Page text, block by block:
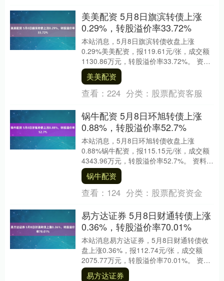
美美配资 5月8日旗滨转债上涨
0.29%，转股溢价率33.72%
本站消息，5月8日旗滨转债收盘上涨
0.29%美美配资，报119.61元/张，成交额
1130.86万元，转股溢价率33.72%。 资料
显示，旗滨转债信用级别为“A....
美美配资
查看： 224 分类： 股票配资客服
锅牛配资 5月8日环旭转债上涨
0.88%，转股溢价率52.7%
本站消息，5月8日环旭转债收盘上涨
0.88%锅牛配资，报115.15元/张，成交额
4343.96万元，转股溢价率52.7%。 资料显
示，环旭转债信用级别为“AA....
锅牛配资
查看： 124 分类： 股票配资资金
易方达证券 5月8日财通转债上涨
0.36%，转股溢价率70.01%
本站消息易方达证券，5月8日财通转债收
盘上涨0.36%，报112.74元/张，成交额
2075.77万元，转股溢价率70.01%。 资料
显示，财通转债信用级别为“....
易方达证券